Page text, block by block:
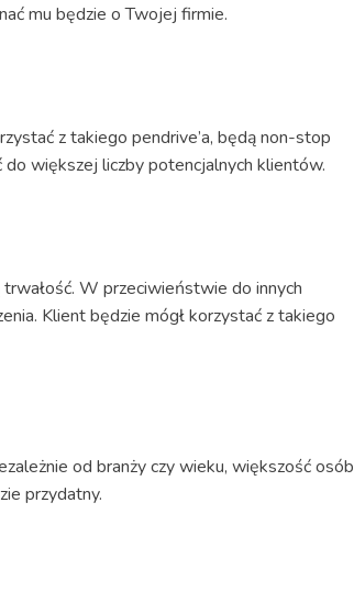
mu będzie o Twojej firmie.
z takiego pendrive’a, będą non-stop
większej liczby potencjalnych klientów.
W przeciwieństwie do innych
Klient będzie mógł korzystać z takiego
od branży czy wieku, większość osób
przydatny.